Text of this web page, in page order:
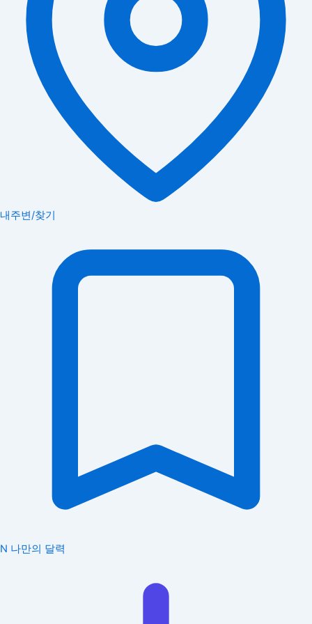
내주변/찾기
N 나만의 달력